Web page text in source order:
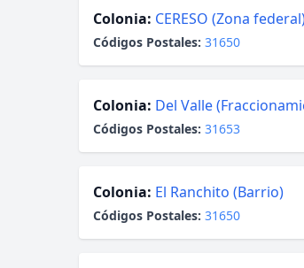
Colonia: CERESO (Zona
Códigos Postales: 31650
Colonia: Del Valle
Códigos Postales: 31653
Colonia: El Ranchito (Barrio)
Códigos Postales: 31650